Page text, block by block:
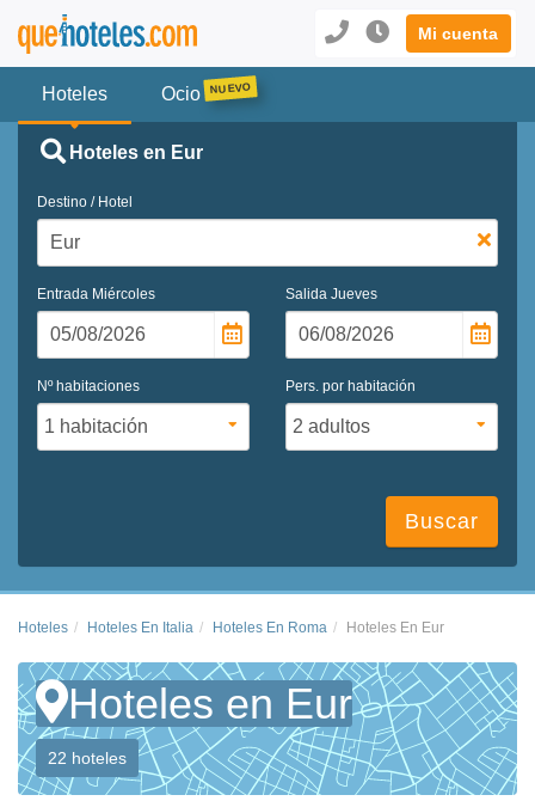
Mi cuenta
Hoteles Ocio
Hoteles en Eur
Destino / Hotel
Entrada Miércoles Salida Jueves
Nº habitaciones Pers. por habitación
Buscar
Hoteles Hoteles En Italia Hoteles En Roma Hoteles En Eur
Hoteles en Eur
22 hoteles